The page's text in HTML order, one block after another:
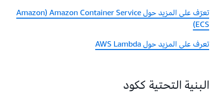
تعرّف على المزيد حول Amazon Container Service‏ (Amazon
ECS)
تعرف على المزيد حول AWS Lambda
البنية التحتية ككود